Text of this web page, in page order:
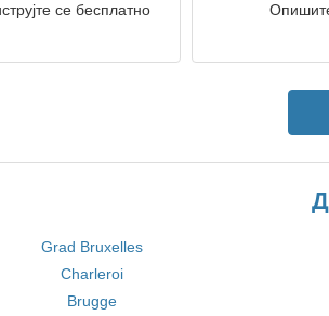
се бесплатно
Grad Bruxelles
Charleroi
Brugge